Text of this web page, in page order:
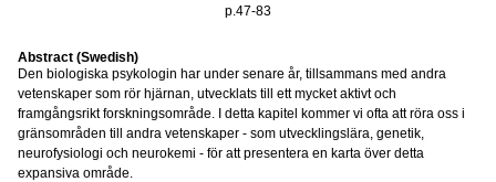
p.47-83
Abstract (Swedish)
Den biologiska psykologin har under senare år, tillsammans med andra
vetenskaper som rör hjärnan, utvecklats till ett mycket aktivt och
framgångsrikt forskningsområde. I detta kapitel kommer vi ofta att röra oss i
gränsområden till andra vetenskaper - som utvecklingslära, genetik,
neurofysiologi och neurokemi - för att presentera en karta över detta
expansiva område.